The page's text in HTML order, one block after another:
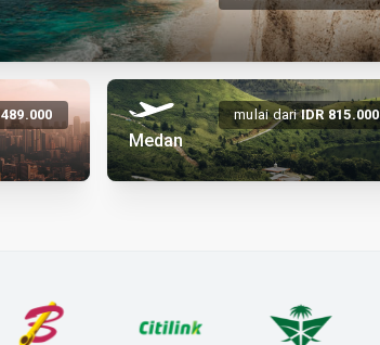
489.000 mulai dari IDR815.000
Medan